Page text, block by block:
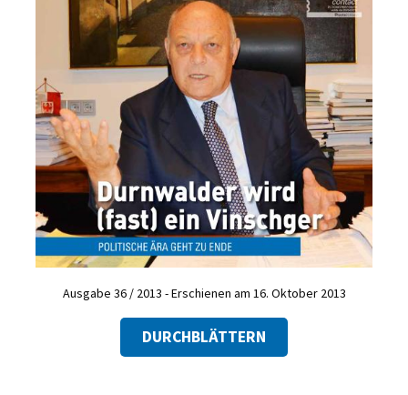
Ausgabe 36 / 2013 - Erschienen am 16. Oktober 2013
DURCHBLÄTTERN